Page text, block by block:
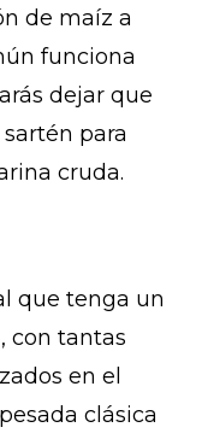
de maíz a
funciona
dejar que
para
cruda.
que tenga un
con tantas
en el
clásica